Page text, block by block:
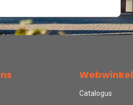
Webwinkel
Catalogus